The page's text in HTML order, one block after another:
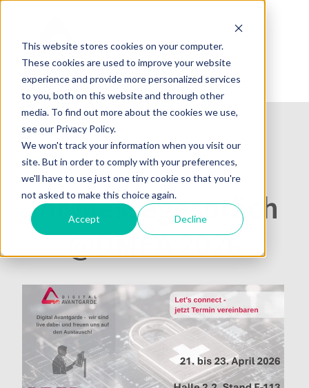
This website stores cookies on your computer.
These cookies are used to improve your website
experience and provide more personalized services
to you, both on this website and through other
media. To find out more about the cookies we use,
see our Privacy Policy.
We won't track your information when you visit our
site. But in order to comply with your preferences,
we'll have to use just one tiny cookie so that you're
not asked to make this choice again.
Accept Decline
Ihr Messegespräch
@DMEA 2026